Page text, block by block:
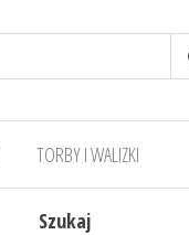
TORBY I WALIZKI
Szukaj